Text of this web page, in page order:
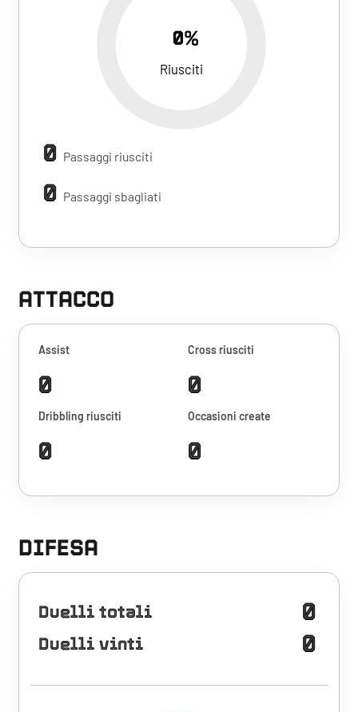
0%
Riusciti
0 Passaggi riusciti
0 Passaggi sbagliati
ATTACCO
Assist
0
Cross riusciti
0
Dribbling riusciti
0
Occasioni create
0
DIFESA
Duelli totali 0
Duelli vinti 0